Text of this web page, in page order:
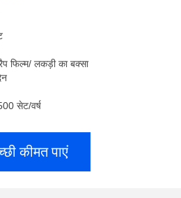
फिल्म/ लकड़ी का बक्सा
सेट/वर्ष
कीमत पाएं